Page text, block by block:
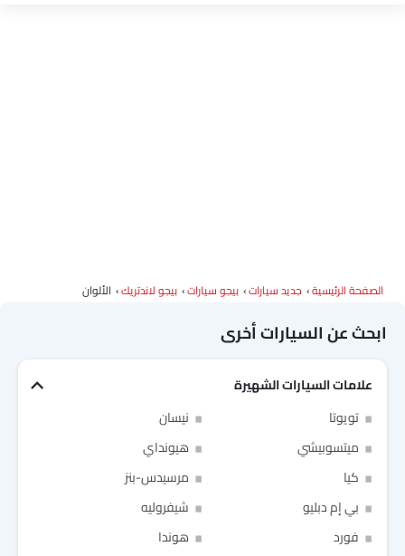
الصفحة الرئيسية جديد سيارات بيجو سيارات بيجو لاندتريك الألوان
ابحث عن السيارات أخرى
علامات السيارات الشهيرة
تويوتا
نيسان
ميتسوبيشي
هيونداي
كيا
مرسيدس-بنز
بي إم دبليو
شيفروليه
فورد
هوندا
Link Your Google Account
Link Your Facebook Account